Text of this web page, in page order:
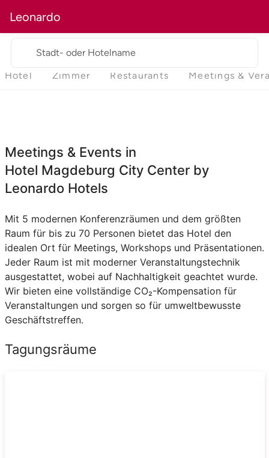
Leonardo
Stadt- oder Hotelname
Hotel Zimmer Restaurants Meetings &
Meetings & Events in
Hotel Magdeburg City Center by
Leonardo Hotels
Mit 5 modernen Konferenzräumen und dem größten
Raum für bis zu 70 Personen bietet das Hotel den
idealen Ort für Meetings, Workshops und Präsentationen.
Jeder Raum ist mit moderner Veranstaltungstechnik
ausgestattet, wobei auf Nachhaltigkeit geachtet wurde.
Wir bieten eine vollständige CO₂-Kompensation für
Veranstaltungen und sorgen so für umweltbewusste
Geschäftstreffen.
Tagungsräume